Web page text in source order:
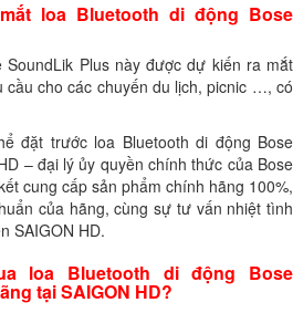
loa Bluetooth di động Bose
SoundLik Plus này được dự kiến ra mắt
cầu cho các chuyến du lịch, picnic …, có
đặt trước loa Bluetooth di động Bose
– đại lý ủy quyền chính thức của Bose
cung cấp sản phẩm chính hãng 100%,
của hãng, cùng sự tư vấn nhiệt tình
SAIGON HD.
loa Bluetooth di động Bose
tại SAIGON HD?